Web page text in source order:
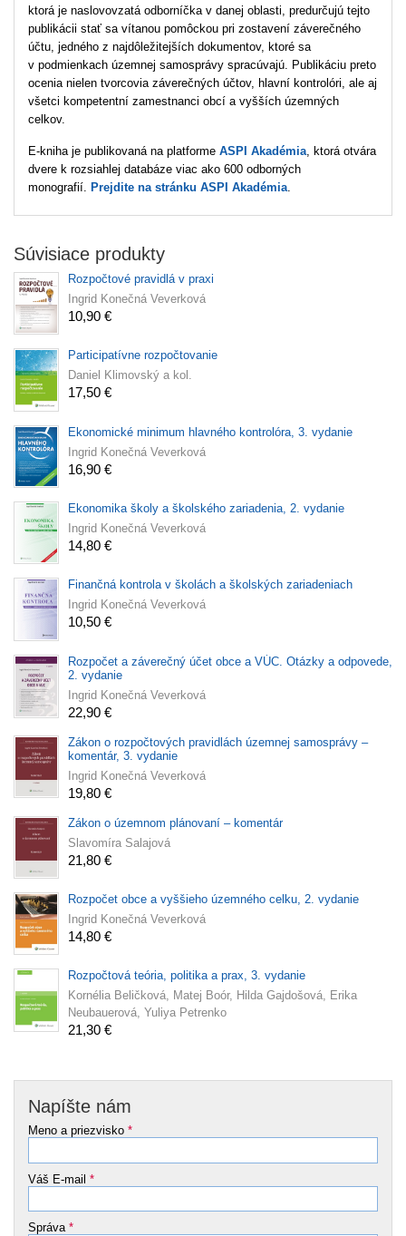
ktorá je naslovovzatá odborníčka v danej oblasti, predurčujú tejto
publikácii stať sa vítanou pomôckou pri zostavení záverečného
účtu, jedného z najdôležitejších dokumentov, ktoré sa
v podmienkach územnej samosprávy spracúvajú. Publikáciu preto
ocenia nielen tvorcovia záverečných účtov, hlavní kontrolóri, ale aj
všetci kompetentní zamestnanci obcí a vyšších územných
celkov.
E‑kniha je publikovaná na platforme ASPI Akadémia , ktorá otvára
dvere k rozsiahlej databáze viac ako 600 odborných
monografií. Prejdite na stránku ASPI Akadémia
Súvisiace produkty
Rozpočtové pravidlá v praxi
Ingrid Konečná Veverková
10,90 €
Participatívne rozpočtovanie
Daniel Klimovský a kol.
17,50 €
Ekonomické minimum hlavného kontrolóra, 3. vydanie
Ingrid Konečná Veverková
16,90 €
Ekonomika školy a školského zariadenia, 2. vydanie
Ingrid Konečná Veverková
14,80 €
Finančná kontrola v školách a školských zariadeniach
Ingrid Konečná Veverková
10,50 €
Rozpočet a záverečný účet obce a VÚC. Otázky a odpovede,
2. vydanie
Ingrid Konečná Veverková
22,90 €
Zákon o rozpočtových pravidlách územnej samosprávy –
komentár, 3. vydanie
Ingrid Konečná Veverková
19,80 €
Zákon o územnom plánovaní – komentár
Slavomíra Salajová
21,80 €
Rozpočet obce a vyššieho územného celku, 2. vydanie
Ingrid Konečná Veverková
14,80 €
Rozpočtová teória, politika a prax, 3. vydanie
Kornélia Beličková, Matej Boór, Hilda Gajdošová, Erika
Neubauerová, Yuliya Petrenko
21,30 €
Napíšte nám
Meno a priezvisko *
Váš E-mail *
Správa *